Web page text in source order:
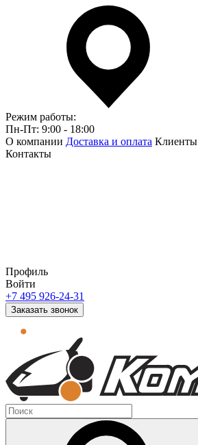
Режим работы:
Пн-Пт: 9:00 - 18:00
О компании Доставка и оплата Клиенты
Контакты
Профиль
Войти
+7 495 926-24-31
Заказать звонок